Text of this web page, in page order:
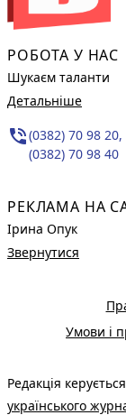
РОБОТА У НАС
Шукаєм таланти
Детальніше
phone_in_talk(0382) 70 98 20,
(0382) 70 98 40
РЕКЛАМА НА
Ірина Опук
Звернутися
Умови і
Редакція
українського